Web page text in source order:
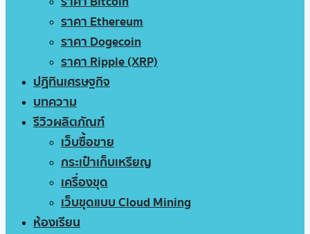
ราคา Ethereum
ราคา Dogecoin
ราคา Ripple (XRP)
ปฏิทินเศรษฐกิจ
บทความ
รีวิวผลิตภัณฑ์
เว็บซื้อขาย
กระเป๋าเก็บเหรียญ
เครื่องขุด
เว็บขุดแบบ Cloud Mining
ห้องเรียน